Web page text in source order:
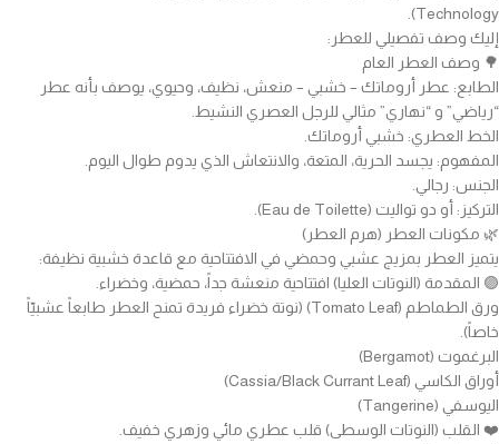
Technology).
إليك وصف تفصيلي للعطر:
🌳 وصف العطر العام
الطابع: عطر أروماتك – خشبي – منعش، نظيف، وحيوي، يوصف بأنه عطر
“رياضي” و “نهاري” مثالي للرجل العصري النشيط.
الخط العطري: خشبي أروماتك.
المفهوم: يجسد الحرية، المتعة، والانتعاش الذي يدوم طوال اليوم.
الجنس: رجالي.
التركيز: أو دو تواليت (Eau de Toilette).
🌿 مكونات العطر (هرم العطر)
يتميز العطر بمزيج عشبي وحمضي في الافتتاحية مع قاعدة خشبية نظيفة:
🟣 المقدمة (النوتات العليا) افتتاحية منعشة جداً، حمضية، وخضراء.
ورق الطماطم (Tomato Leaf) (نوتة خضراء فريدة تمنح العطر طابعاً عشبيّاً
خاصاً).
البرغموت (Bergamot)
أوراق الكاسي (Cassia/Black Currant Leaf)
اليوسفي (Tangerine)
❤️ القلب (النوتات الوسطى) قلب عطري مائي وزهري خفيف.